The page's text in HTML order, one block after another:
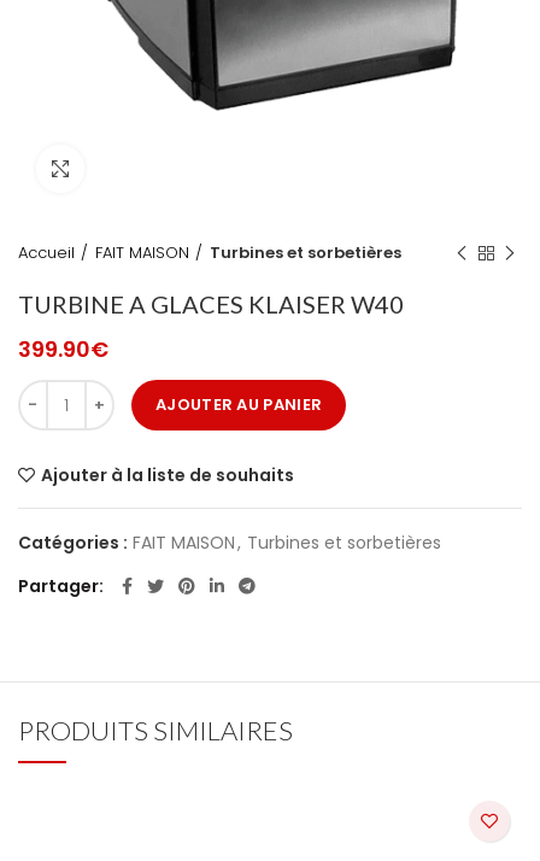
Accueil FAIT MAISON Turbines et sorbetières
TURBINE A GLACES KLAISER W40
399.90€
AJOUTER AU PANIER
Ajouter à la liste de souhaits
Catégories : FAIT MAISON, Turbines et sorbetières
Partager
PRODUITS SIMILAIRES